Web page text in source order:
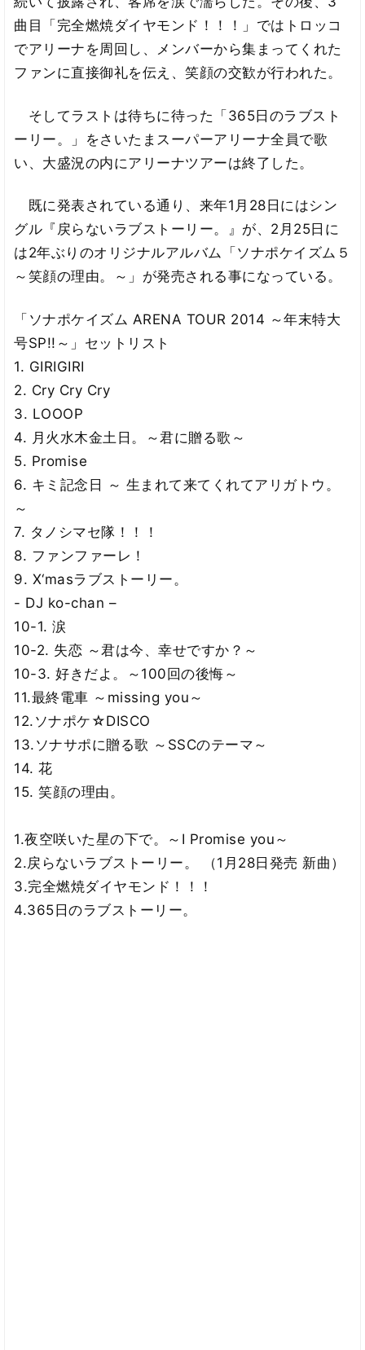
曲目「完全燃焼ダイヤモンド！！！」ではトロッコ
でアリーナを周回し、メンバーから集まってくれた
ファンに直接御礼を伝え、笑顔の交歓が行われた。
そしてラストは待ちに待った「365日のラブスト
ーリー。」をさいたまスーパーアリーナ全員で歌
い、大盛況の内にアリーナツアーは終了した。
既に発表されている通り、来年1月28日にはシン
グル『戻らないラブストーリー。』が、2月25日に
は2年ぶりのオリジナルアルバム「ソナポケイズム５
～笑顔の理由。～」が発売される事になっている。
「ソナポケイズム ARENA TOUR 2014 ～年末特大
号SP!!～」セットリスト
1. GIRIGIRI
2. Cry Cry Cry
3. LOOOP
4. 月火水木金土日。～君に贈る歌～
5. Promise
6. キミ記念日 ～ 生まれて来てくれてアリガトウ。
～
7. タノシマセ隊！！！
8. ファンファーレ！
9. X‘masラブストーリー。
- DJ ko-chan –
10-1. 涙
10-2. 失恋 ～君は今、幸せですか？～
10-3. 好きだよ。～100回の後悔～
11.最終電車 ～missing you～
12.ソナポケ☆DISCO
13.ソナサポに贈る歌 ～SSCのテーマ～
14. 花
15. 笑顔の理由。
1.夜空咲いた星の下で。～I Promise you～
2.戻らないラブストーリー。 （1月28日発売 新曲）
3.完全燃焼ダイヤモンド！！！
4.365日のラブストーリー。